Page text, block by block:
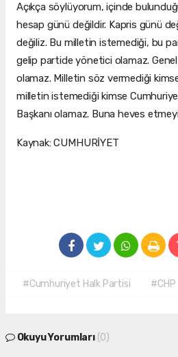
Açıkça söylüyorum, içinde
hesap günü değildir. Kapris günü
değiliz. Bu milletin istemediği, bu
gelip partide yönetici olamaz. Genel
olamaz. Milletin söz vermediği
milletin istemediği kimse
Başkanı olamaz. Buna heves
Kaynak: CUMHURİYET
#Cumhuriyet Halk Partisi #CHP
Okuyu Yorumları (0)